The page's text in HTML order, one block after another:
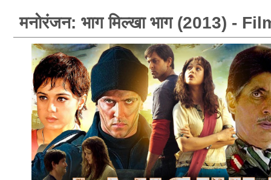
मनोरंजन: भाग मिल्खा भाग (2013) -